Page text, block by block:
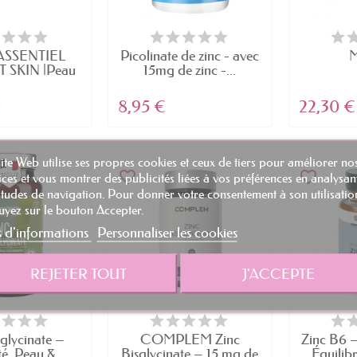
: il aide à décomposer les aliments que nous
des cheveux et des ongles : il est
du système nerveux : il participe à la
de plusieurs neurotransmetteurs.
zinc
variété de problèmes de santé, tels que :
: un manque de zinc peut diminuer la
de fatigue et une réduction de la force
cheveux et ongles cassants : une carence en
ou le psoriasis, ainsi que la chute des
insuffisant en zinc peut affaiblir le système
SKIN |Peau
Picolinate de zinc - avec
15mg de zinc -...
8,95 € 22,30 €
–
favorite_border
COMPLEM Zinc
favorite_border
Zinc B6
Web utilise ses propres cookies et ceux de tiers pour améliorer
et vous montrer des publicités liées à vos préférences en
de navigation. Pour donner votre consentement à son
sur le bouton Accepter.
d'informations Personnaliser les cookies
REJETER TOUT J'ACCEPTE